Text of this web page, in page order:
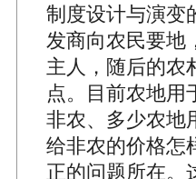
制度设计与演变
发商向农民要地
主人，随后的农
点。目前农地用
非农、多少农地
给非农的价格怎
正的问题所在。